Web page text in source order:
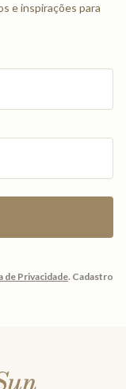
e inspirações para
de Privacidade. Cadastro